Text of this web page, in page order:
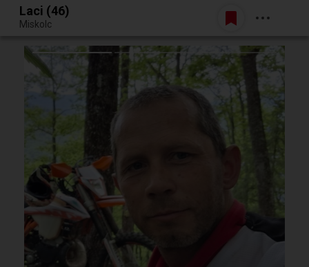
Egy jó randiból bármi lehet.
Belépés
Laci (46)
Miskolc